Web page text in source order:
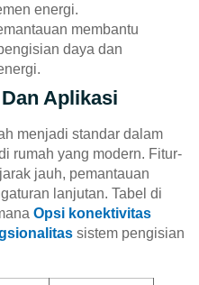
energi.
membantu
daya dan
Aplikasi
menjadi standar dalam
rumah yang modern. Fitur-
jauh, pemantauan
lanjutan. Tabel di
Opsi konektivitas
sistem pengisian